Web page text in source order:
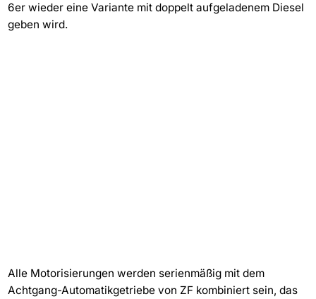
6er wieder eine Variante mit doppelt aufgeladenem Diesel
geben wird.
Alle Motorisierungen werden serienmäßig mit dem
Achtgang-Automatikgetriebe von ZF kombiniert sein, das